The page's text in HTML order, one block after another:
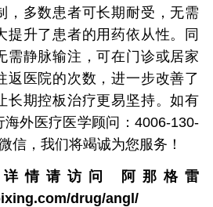
，多数患者可长期耐受，无需
提升了患者的用药依从性。同
需静脉输注，可在门诊或居家
返医院的次数，进一步改善了
长期控板治疗更易坚持。如有
外医疗医学顾问：4006-130-
信，我们将竭诚为您服务！
详情请访问
阿那格雷
drug/angl/